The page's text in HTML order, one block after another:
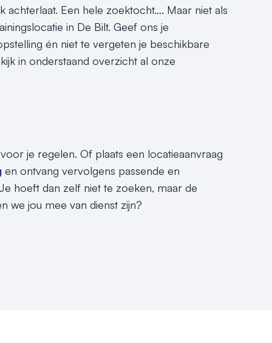
achterlaat. Een hele zoektocht…. Maar niet als
in De Bilt. Geef ons je
én niet te vergeten je beschikbare
in onderstaand overzicht al onze
je regelen. Of plaats een locatieaanvraag
en ontvang vervolgens passende en
hoeft dan zelf niet te zoeken, maar de
we jou mee van dienst zijn?